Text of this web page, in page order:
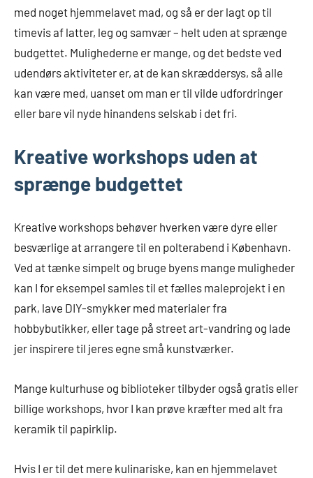
med noget hjemmelavet mad, og så er der lagt op til
timevis af latter, leg og samvær – helt uden at sprænge
budgettet. Mulighederne er mange, og det bedste ved
udendørs aktiviteter er, at de kan skræddersys, så alle
kan være med, uanset om man er til vilde udfordringer
eller bare vil nyde hinandens selskab i det fri.
Kreative workshops uden at
sprænge budgettet
Kreative workshops behøver hverken være dyre eller
besværlige at arrangere til en polterabend i København.
Ved at tænke simpelt og bruge byens mange muligheder
kan I for eksempel samles til et fælles maleprojekt i en
park, lave DIY-smykker med materialer fra
hobbybutikker, eller tage på street art-vandring og lade
jer inspirere til jeres egne små kunstværker.
Mange kulturhuse og biblioteker tilbyder også gratis eller
billige workshops, hvor I kan prøve kræfter med alt fra
keramik til papirklip.
Hvis I er til det mere kulinariske, kan en hjemmelavet